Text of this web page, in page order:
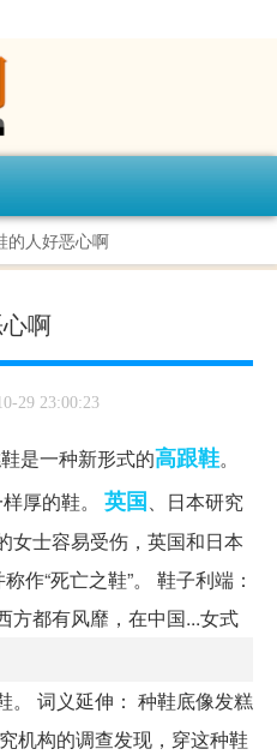
的人好恶心啊
啊
29 23:00:23
是一种新形式的高跟鞋。
厚的鞋。 英国、日本研究
女士容易受伤，英国和日本
作“死亡之鞋”。 鞋子利端：
方都有风靡，在中国...女式
。 词义延伸： 种鞋底像发糕
机构的调查发现，穿这种鞋